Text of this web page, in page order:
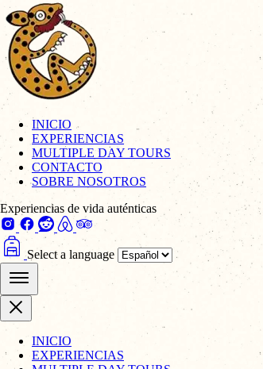
INICIO
EXPERIENCIAS
MULTIPLE DAY TOURS
CONTACTO
SOBRE NOSOTROS
Experiencias de vida auténticas
Select a language
INICIO
EXPERIENCIAS